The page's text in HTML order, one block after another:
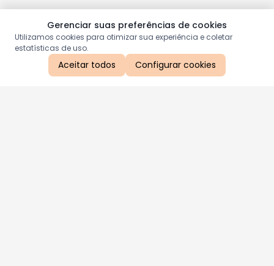
Gerenciar suas preferências de cookies
Utilizamos cookies para otimizar sua experiência e coletar
estatísticas de uso.
Aceitar todos Configurar cookies